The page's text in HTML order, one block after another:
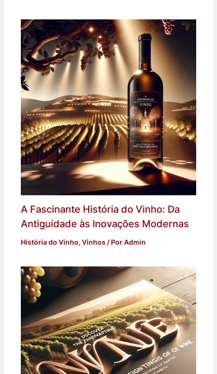
A Fascinante História do Vinho: Da
Antiguidade às Inovações Modernas
História do Vinho, Vinhos / PorAdmin